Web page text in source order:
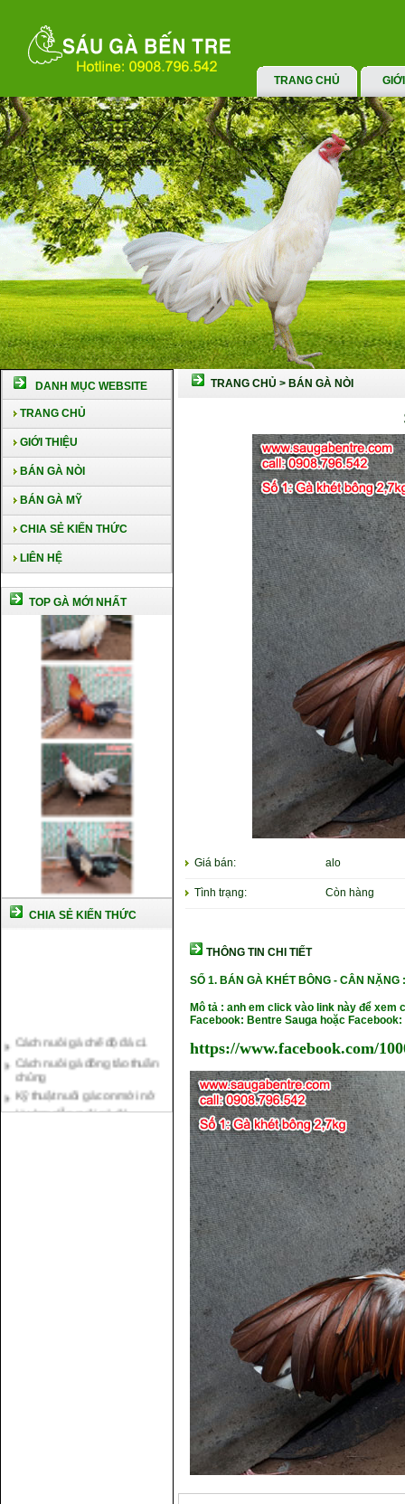
TRANG CHỦ
DANH MỤC WEBSITE
TRANG CHỦ
GIỚI THIỆU
BÁN GÀ NÒI
BÁN GÀ MỸ
CHIA SẺ KIẾN THỨC
LIÊN HỆ
TOP GÀ MỚI NHẤT
CHIA SẺ KIẾN THỨC
Cách nuôi gà đông tảo thuần
chủng
Kỹ thuật nuôi gà con mới nở
Hướng dẫn nuôi gà đá
Tại sao bạn cần biết cách nuôi
TRANG CHỦ > BÁN GÀ NÒI
Giá bán: alo
Tình trạng: Còn hàng
THÔNG TIN CHI TIẾT
SỐ 1. BÁN GÀ KHÉT BÔNG - CÂN NẶNG
Mô tả : anh em click vào link này để
Facebook: Bentre Sauga hoặc Facebook:
https://www.facebook.com/